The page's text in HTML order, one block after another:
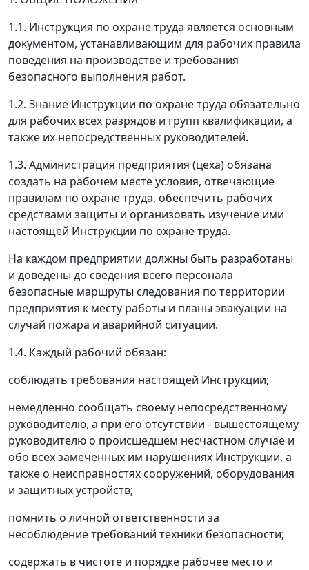
1.1. Инструкция по охране труда является основным
документом, устанавливающим для рабочих правила
поведения на производстве и требования
безопасного выполнения работ.
1.2. Знание Инструкции по охране труда обязательно
для рабочих всех разрядов и групп квалификации, а
также их непосредственных руководителей.
1.3. Администрация предприятия (цеха) обязана
создать на рабочем месте условия, отвечающие
правилам по охране труда, обеспечить рабочих
средствами защиты и организовать изучение ими
настоящей Инструкции по охране труда.
На каждом предприятии должны быть разработаны
и доведены до сведения всего персонала
безопасные маршруты следования по территории
предприятия к месту работы и планы эвакуации на
случай пожара и аварийной ситуации.
1.4. Каждый рабочий обязан:
соблюдать требования настоящей Инструкции;
немедленно сообщать своему непосредственному
руководителю, а при его отсутствии - вышестоящему
руководителю о происшедшем несчастном случае и
обо всех замеченных им нарушениях Инструкции, а
также о неисправностях сооружений, оборудования
и защитных устройств;
помнить о личной ответственности за
несоблюдение требований техники безопасности;
содержать в чистоте и порядке рабочее место и